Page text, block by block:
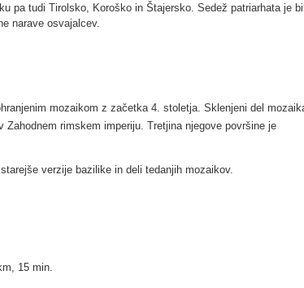
pa tudi Tirolsko, Koroško in Štajersko. Sedež patriarhata je
narave osvajalcev.
mozaikom z začetka 4. stoletja. Sklenjeni del
Zahodnem rimskem imperiju. Tretjina njegove površine je
verzije bazilike in deli tedanjih mozaikov.
15 min.